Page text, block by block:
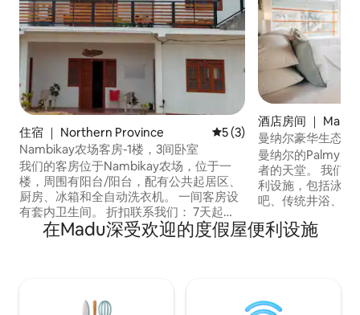
住宿 ｜ Northern Province 平均评分 5 分（满分 5 分）
5 (3)
Nambikay农场客房-1楼，3间卧室
我们的客房位于Nambikay农场，位于一
楼，周围有阳台/阳台，配有公共起居区、
厨房、冰箱和全自动洗衣机。 一间客房设
有套内卫生间。 折扣联系我们： 7天起
20% ， 28天起33%。 位于Giant 's Tank附
近，以观鸟而闻名。 距离Mannar镇、
酒店房间 ｜
曼纳尔豪华生态酒
曼纳尔的
者的天堂。 我们
利设施，包括泳池
吧、传统井浴、餐
树成荫的宁静环境
在Madu深受欢迎的度假屋便利设施